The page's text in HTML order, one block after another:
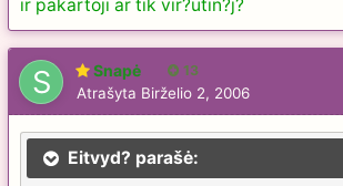
ir pakartoji ar tik vir?utin?j?
Snapė 13
Atrašyta Birželio 2, 2006
Eitvyd? parašė: